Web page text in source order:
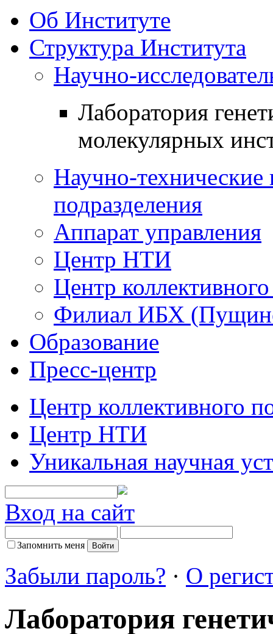
Об Институте
Структура Института
Научно-
Лаборатория
молекулярных
Научно-технические
подразделения
Аппарат управления
Центр НТИ
Центр
Филиал ИБХ
Образование
Пресс-центр
Центр коллективного
Центр НТИ
Уникальная научная
Вход на сайт
Запомнить меня
Забыли пароль? · О
Лаборатория